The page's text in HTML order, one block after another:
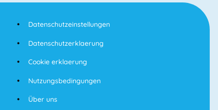
Datenschutzeinstellungen
Datenschutzerklaerung
Cookie erklaerung
Nutzungsbedingungen
Über uns